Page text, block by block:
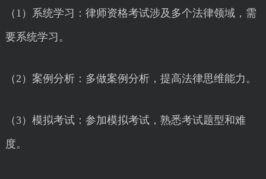
（1）系统学习：律师资格考试涉及多个法律领域，需
要系统学习。
（2）案例分析：多做案例分析，提高法律思维能力。
（3）模拟考试：参加模拟考试，熟悉考试题型和难
度。